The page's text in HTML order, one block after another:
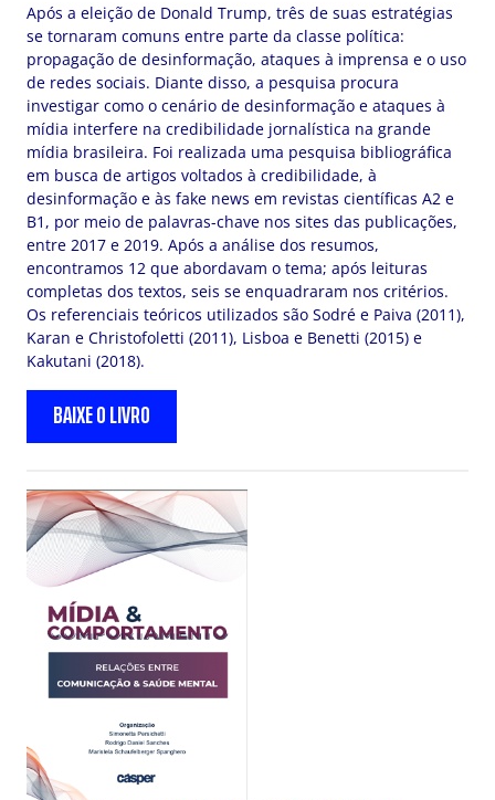
Após a eleição de Donald Trump, três de suas estratégias
se tornaram comuns entre parte da classe política:
propagação de desinformação, ataques à imprensa e o uso
de redes sociais. Diante disso, a pesquisa procura
investigar como o cenário de desinformação e ataques à
mídia interfere na credibilidade jornalística na grande
mídia brasileira. Foi realizada uma pesquisa bibliográfica
em busca de artigos voltados à credibilidade, à
desinformação e às fake news em revistas científicas A2 e
B1, por meio de palavras-chave nos sites das publicações,
entre 2017 e 2019. Após a análise dos resumos,
encontramos 12 que abordavam o tema; após leituras
completas dos textos, seis se enquadraram nos critérios.
Os referenciais teóricos utilizados são Sodré e Paiva (2011),
Karan e Christofoletti (2011), Lisboa e Benetti (2015) e
Kakutani (2018).
BAIXE O LIVRO